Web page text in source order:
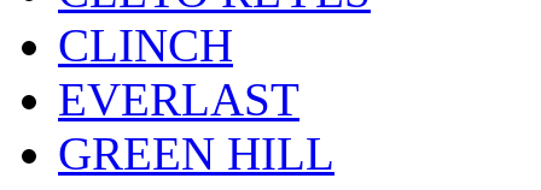
CLINCH
EVERLAST
GREEN HILL